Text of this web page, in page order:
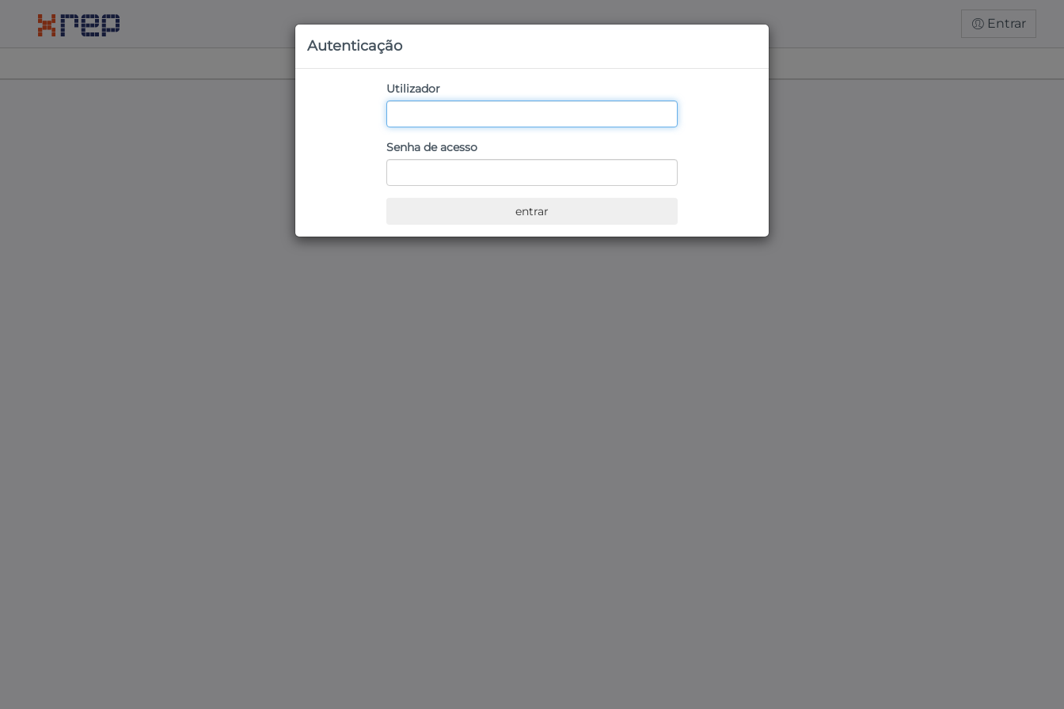
Entrar
Autenticação
Utilizador
Senha de acesso
entrar